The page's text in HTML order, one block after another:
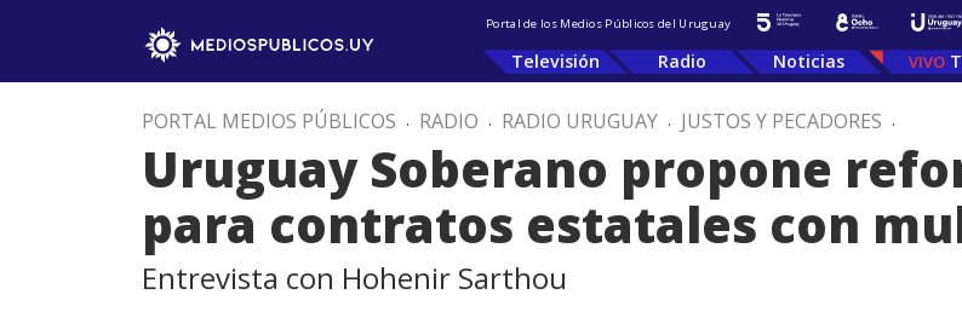
Portal de los Medios Públicos del Uruguay
Televisión Radio Noticias
PORTAL MEDIOS PÚBLICOS . RADIO . RADIO URUGUAY . JUSTOS Y PECADORES .
Uruguay Soberano propone
para contratos estatales con
Entrevista con Hohenir Sarthou